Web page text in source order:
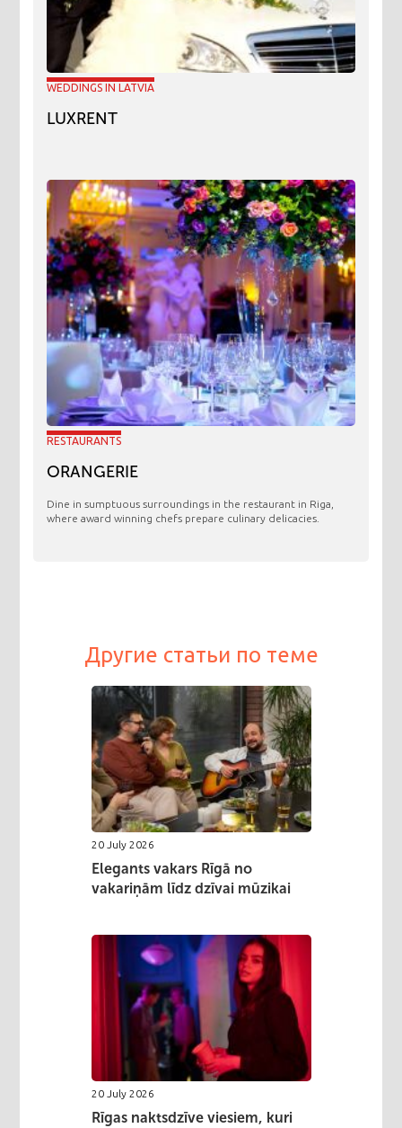
WEDDINGS IN LATVIA
LUXRENT
RESTAURANTS
ORANGERIE
​Dine in sumptuous surroundings in the restaurant in Riga,
where award winning chefs prepare culinary delicacies.
Другие статьи по теме
20 July 2026
Elegants vakars Rīgā no
vakariņām līdz dzīvai mūzikai
20 July 2026
Rīgas naktsdzīve viesiem, kuri